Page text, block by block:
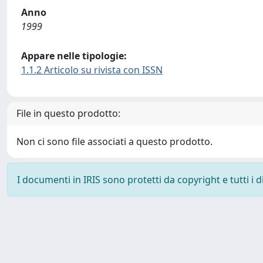
Anno
1999
Appare nelle tipologie:
1.1.2 Articolo su rivista con ISSN
File in questo prodotto:
Non ci sono file associati a questo prodotto.
I documenti in IRIS sono protetti da copyright e tutti i